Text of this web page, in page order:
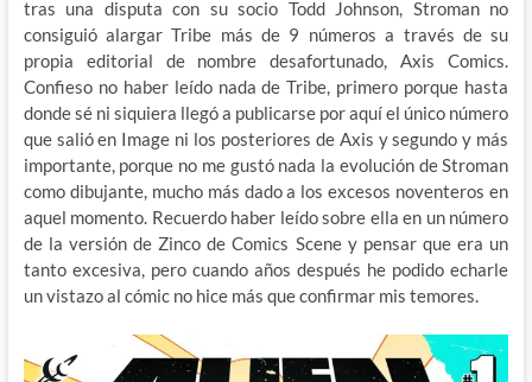
tras una disputa con su socio Todd Johnson, Stroman no
consiguió alargar Tribe más de 9 números a través de su
propia editorial de nombre desafortunado, Axis Comics.
Confieso no haber leído nada de Tribe, primero porque hasta
donde sé ni siquiera llegó a publicarse por aquí el único número
que salió en Image ni los posteriores de Axis y segundo y más
importante, porque no me gustó nada la evolución de Stroman
como dibujante, mucho más dado a los excesos noventeros en
aquel momento. Recuerdo haber leído sobre ella en un número
de la versión de Zinco de Comics Scene y pensar que era un
tanto excesiva, pero cuando años después he podido echarle
un vistazo al cómic no hice más que confirmar mis temores.